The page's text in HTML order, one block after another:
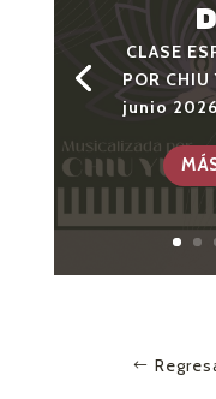
CLASE
POR
junio